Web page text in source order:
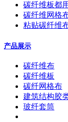
碳纤维板都
碳纤维网格
粘贴碳纤维
产品展示
碳纤维布
碳纤维板
碳纤网格布
建筑结构胶
玻纤套筒